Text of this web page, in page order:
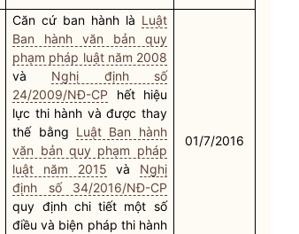
Căn cứ ban hành là Luật
Ban hành văn bản quy
phạm pháp luật năm 2008
và Nghị định số
24/2009/NĐ-CP hết hiệu
lực thi hành và được thay
thế bằng Luật Ban hành
văn bản quy phạm pháp
luật năm 2015 và Nghị
định số 34/2016/NĐ-CP
quy định chi tiết một số
điều và biện pháp thi hành
01/7/2016